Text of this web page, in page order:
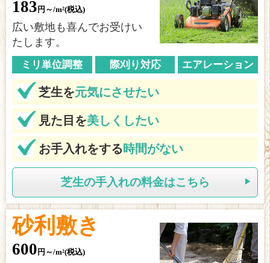
183 円～/m²(税込)
広い敷地も喜んでお受けい
たします。
ミリ単位調整 際刈り対応 エアレーション
芝生を元気にさせたい
見た目を美しくしたい
お手入れをする 時間がない
芝生の手入れの料金はこちら
砂利敷き
600 円～/m²(税込)